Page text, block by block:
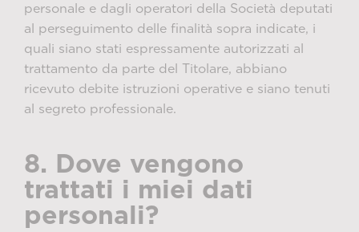
personale e dagli operatori della Società deputati
al perseguimento delle finalità sopra indicate, i
quali siano stati espressamente autorizzati al
trattamento da parte del Titolare, abbiano
ricevuto debite istruzioni operative e siano tenuti
al segreto professionale.
8. Dove vengono
trattati i miei dati
personali?